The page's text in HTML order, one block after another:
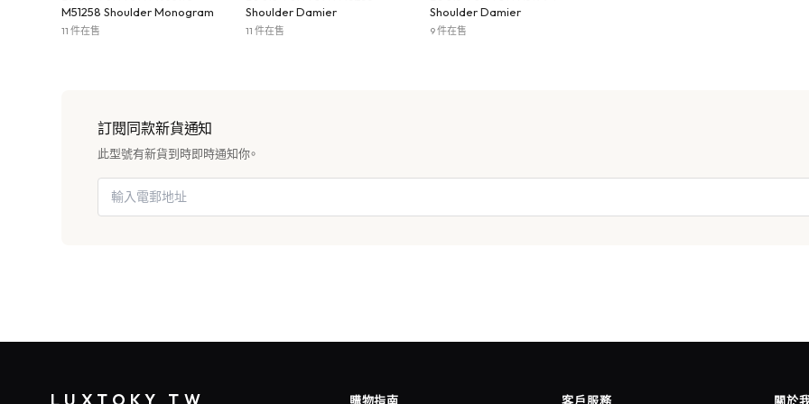
M51258 Shoulder Monogram
11 件在售
Shoulder Damier
11 件在售
Shoulder Damier
9 件在售
訂閱同款新貨通知
此型號有新貨到時即時通知你。
購物指南 客戶服務 關於